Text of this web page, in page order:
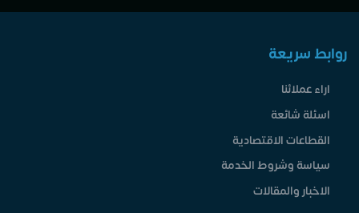
روابط سريعة
اراء عملائنا
اسئلة شائعة
القطاعات الاقتصادية
سياسة وشروط الخدمة
الاخبار والمقالات